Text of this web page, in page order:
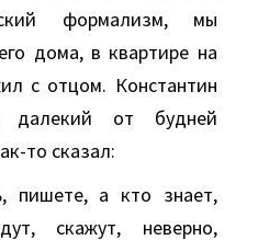
формализм, мы
дома, в квартире на
с отцом. Константин
далекий от будней
то сказал:
пишете, а кто знает,
скажут, неверно,